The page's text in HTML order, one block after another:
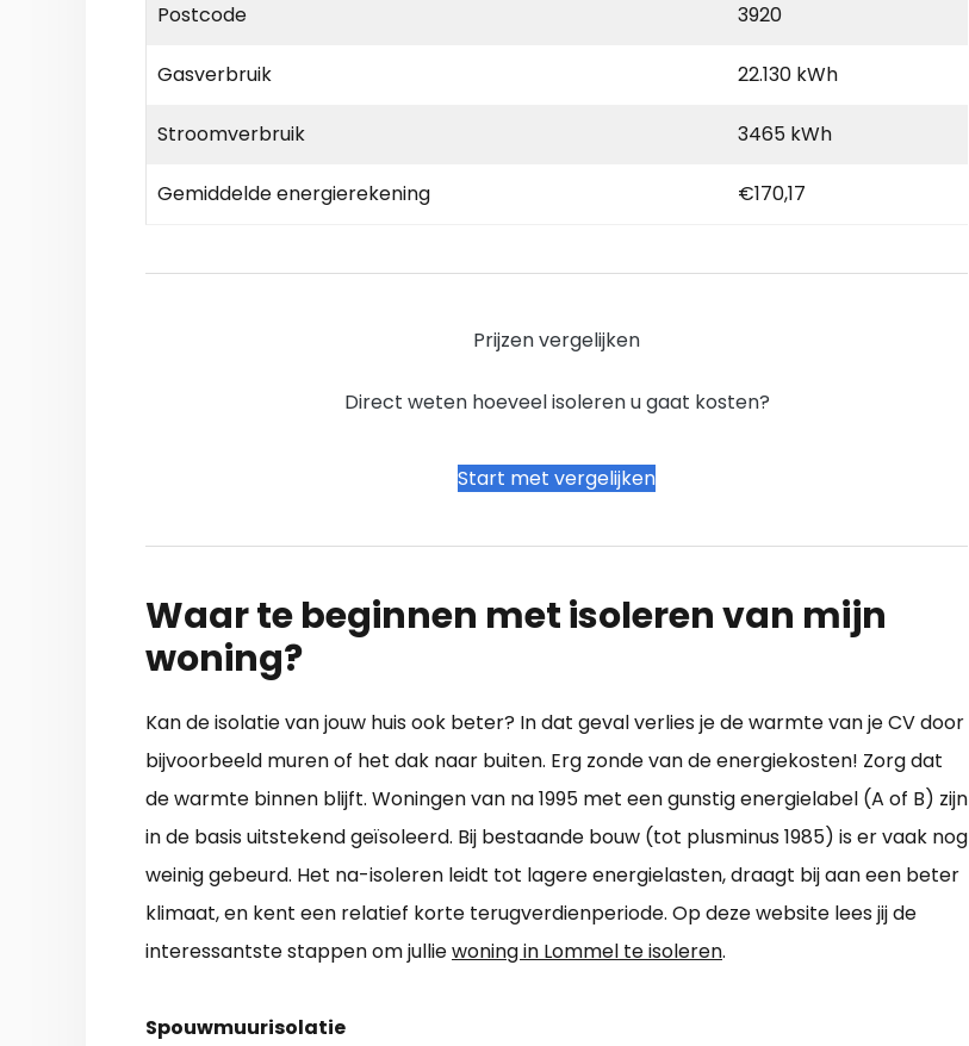
Postcode 3920
Gasverbruik 22.130 kWh
Stroomverbruik 3465 kWh
Gemiddelde energierekening €170,17
Prijzen vergelijken
Direct weten hoeveel isoleren u gaat kosten?
Start met vergelijken
Waar te beginnen met isoleren van mijn
woning?
Kan de isolatie van jouw huis ook beter? In dat geval verlies je de warmte van je CV door
bijvoorbeeld muren of het dak naar buiten. Erg zonde van de energiekosten! Zorg dat
de warmte binnen blijft. Woningen van na 1995 met een gunstig energielabel (A of B) zijn
in de basis uitstekend geïsoleerd. Bij bestaande bouw (tot plusminus 1985) is er vaak nog
weinig gebeurd. Het na-isoleren leidt tot lagere energielasten, draagt bij aan een beter
klimaat, en kent een relatief korte terugverdienperiode. Op deze website lees jij de
interessantste stappen om julliewoning in Lommel te isoleren.
Spouwmuurisolatie